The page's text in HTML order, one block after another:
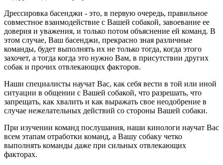
Дрессировка басенджи - это, в первую очередь, правильное
совместное взаимодействие с Вашей собакой, завоевание ее
доверия и уважения, и только потом объяснение ей команд. В
этом случае, Ваш басенджи, прекрасно зная различные
команды, будет выполнять их не только тогда, когда этого
захочет, а тогда когда это нужно Вам, в присутствии других
собак и прочих отвлекающих факторов.
Наши специалисты научат Вас, как себя вести в той или иной
ситуации в общении с Вашей собакой, что разрешать, что
запрещать, как хвалить и как выражать свое неодобрение в
случае нежелательных действий со стороны Вашей собаки.
При изучении команд послушания, наши кинологи научат Вас
всем этапам отработки команд, а Вашу собаку четко
выполнять команды даже при сильных отвлекающих
факторах.